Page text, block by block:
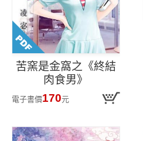
苦窯是金窩之《終結
肉食男》
電子書價170元